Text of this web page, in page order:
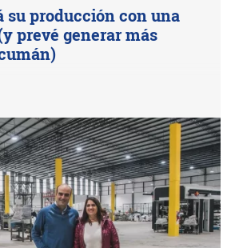
su producción con una
prevé generar más